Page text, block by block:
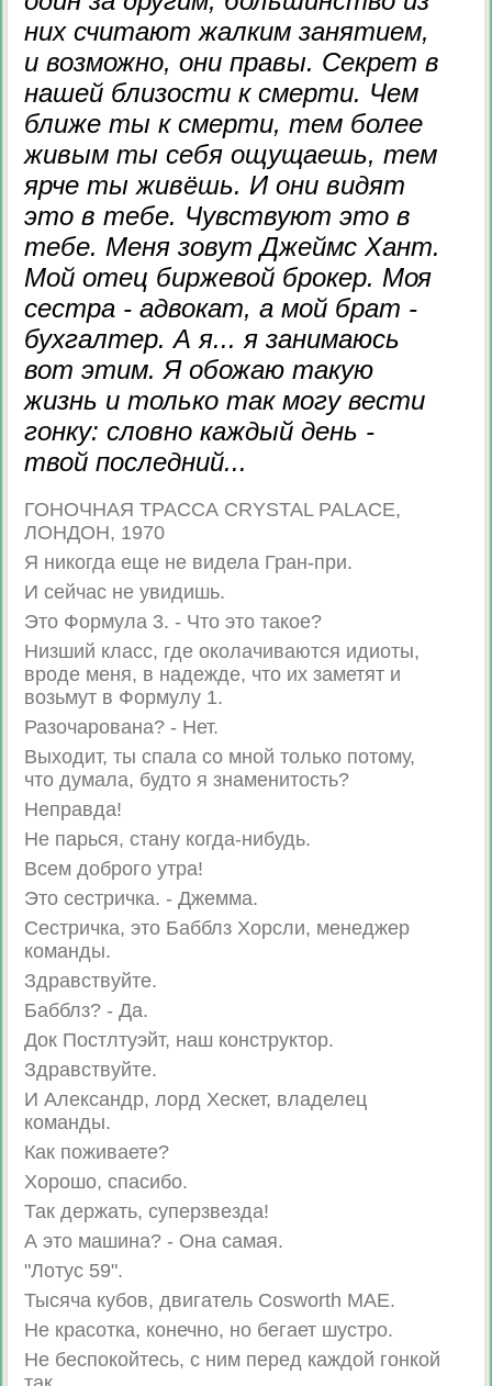
них считают жалким занятием,
и возможно, они правы. Секрет в
нашей близости к смерти. Чем
ближе ты к смерти, тем более
живым ты себя ощущаешь, тем
ярче ты живёшь. И они видят
это в тебе. Чувствуют это в
тебе. Меня зовут Джеймс Хант.
Мой отец биржевой брокер. Моя
сестра - адвокат, а мой брат -
бухгалтер. А я... я занимаюсь
вот этим. Я обожаю такую
жизнь и только так могу вести
гонку: словно каждый день -
твой последний...
ГОНОЧНАЯ ТРАССА CRYSTAL PALACE,
ЛОНДОН, 1970
Я никогда еще не видела Гран-при.
И сейчас не увидишь.
Это Формула 3. - Что это такое?
Низший класс, где околачиваются идиоты,
вроде меня, в надежде, что их заметят и
возьмут в Формулу 1.
Разочарована? - Нет.
Выходит, ты спала со мной только потому,
что думала, будто я знаменитость?
Неправда!
Не парься, стану когда-нибудь.
Всем доброго утра!
Это сестричка. - Джемма.
Сестричка, это Бабблз Хорсли, менеджер
команды.
Здравствуйте.
Бабблз? - Да.
Док Постлтуэйт, наш конструктор.
Здравствуйте.
И Александр, лорд Хескет, владелец
команды.
Как поживаете?
Хорошо, спасибо.
Так держать, суперзвезда!
А это машина? - Она самая.
"Лотус 59".
Тысяча кубов, двигатель Cosworth MAE.
Не красотка, конечно, но бегает шустро.
Не беспокойтесь, с ним перед каждой гонкой